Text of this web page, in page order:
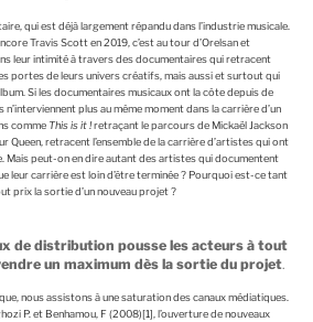
qui est déjà largement répandu dans l’industrie musicale.
Travis Scott en 2019, c’est au tour d’Orelsan et
leur intimité à travers des documentaires qui retracent
portes de leurs univers créatifs, mais aussi et surtout qui
Si les documentaires musicaux ont la côte depuis de
plus au même moment dans la carrière d’un
comme This is it !retraçant le parcours de Mickaël Jackson
Queen, retracent l’ensemble de la carrière d’artistes qui ont
Mais peut-on en dire autant des artistes qui documentent
leur carrière est loin d’être terminée ? Pourquoi est-ce tant
prix la sortie d’un nouveau projet ?
de distribution pousse les acteurs à tout
un maximum dès la sortie du projet.
nous assistons à une saturation des canaux médiatiques.
P. et Benhamou, F (2008)[1] , l’ouverture de nouveaux